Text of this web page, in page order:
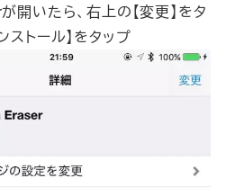
開いたら、右上の【変更】をタ
ストール】をタップ